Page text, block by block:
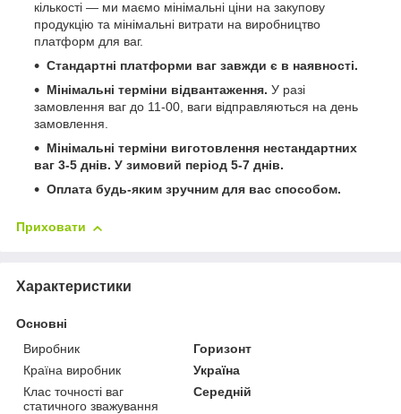
кількості — ми маємо мінімальні ціни на закупову
продукцію та мінімальні витрати на виробництво
платформ для ваг.
Стандартні платформи ваг завжди є в наявності.
Мінімальні терміни відвантаження. У разі
замовлення ваг до 11-00, ваги відправляються на день
замовлення.
Мінімальні терміни виготовлення нестандартних
ваг 3-5 днів. У зимовий період 5-7 днів.
Оплата будь-яким зручним для вас способом.
Приховати
Характеристики
Основні
Виробник
Горизонт
Країна виробник
Україна
Клас точності ваг
статичного зважування
Середній